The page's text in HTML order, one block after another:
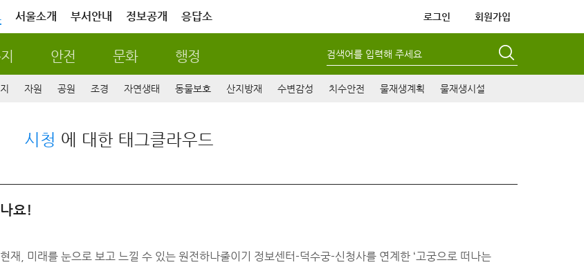
서울소개 부서안내 정보공개 응답소 로그인 회원가입
안전 문화 행정 검색어를 입력해 주세요
자원 공원 조경 자연생태 동물보호 산지방재 수변감성 치수안전 물재생계획 물재생시설
시청 에 대한 태그클라우드
요!
재, 미래를 눈으로 보고 느낄 수 있는 원전하나줄이기 정보센터-덕수궁-신청사를 연계한 ‘고궁으로 떠나는